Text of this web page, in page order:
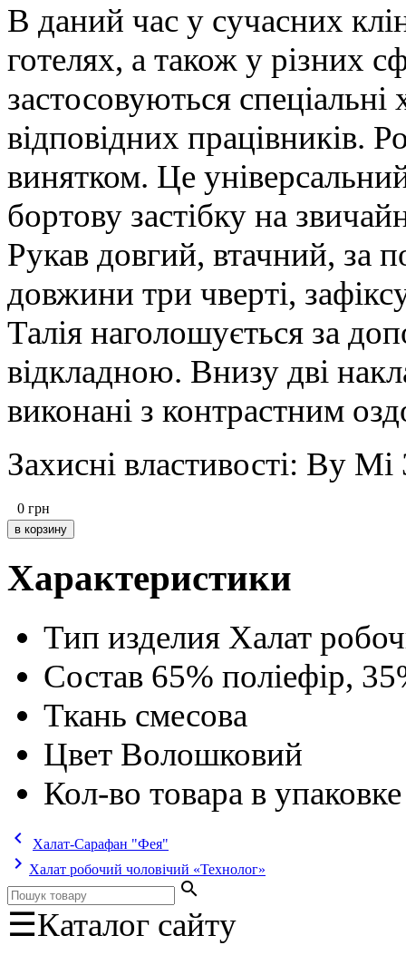
В даний час у сучасних
готелях, а також у різних
застосовуються
відповідних працівників.
винятком. Це
бортову застібку на
Рукав довгий, втачний, за
довжини три чверті,
Талія наголошується за
відкладною. Внизу дві
виконані з контрастним
Захисні властивості: Ву Мі
0 грн
Характеристики
Тип изделия Халат
Состав 65% поліефір,
Ткань смесова
Цвет Волошковий
Кол-во товара в упаковке
keyboard_arrow_left Халат-Сарафан "Фея"
keyboard_arrow_right Халат робочий чоловічий «Технолог»
search
☰Каталог сайту